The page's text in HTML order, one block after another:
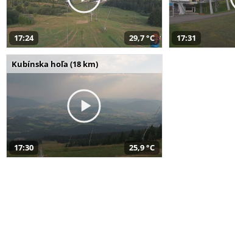
17:24 29,7 °C 17:31
Kubínska hoľa (18 km)
17:30 25,9 °C